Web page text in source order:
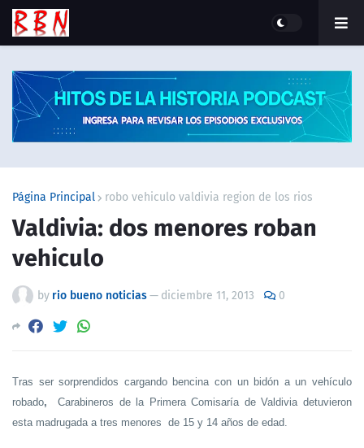
Página Principal robo vehiculo valdivia region de los rios
Valdivia: dos menores roban
vehiculo
by rio bueno noticias— diciembre 11, 2013 0
Tras ser sorprendidos cargando bencina con un bidón a un vehículo
robado,
Carabineros de la Primera Comisaría de Valdivia detuvieron
esta madrugada a tres menores de 15 y 14 años de edad.